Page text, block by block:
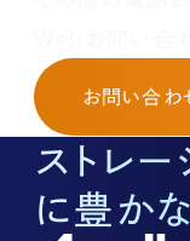
お申し込み・お
03-3526-8568
土地活用に関
03-3526-
底地に関するお
03-3526-
株式に関するお
03-3526-8556
お問い合わ
ストレー
に豊か